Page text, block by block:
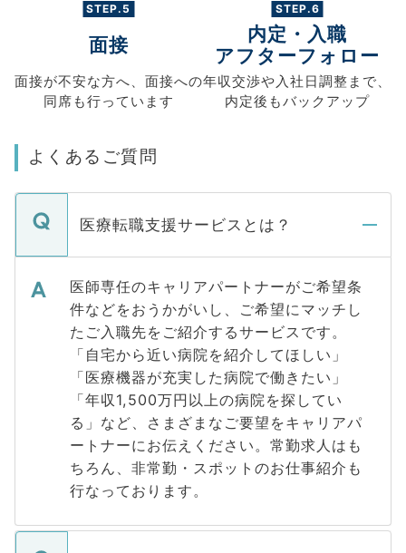
STEP.5
面接
面接が不安な方へ、 面接への
同席も行っています
STEP.6
内定・入職
アフターフォロー
年収交渉や入社日調整まで、
内定後もバックアップ
よくあるご質問
医療転職支援サービスとは？
医師専任のキャリアパートナーがご希望条
件などをおうかがいし、ご希望にマッチし
たご入職先をご紹介するサービスです。
「自宅から近い病院を紹介してほしい」
「医療機器が充実した病院で働きたい」
「年収1,500万円以上の病院を探してい
る」など、さまざまなご要望をキャリアパ
ートナーにお伝えください。常勤求人はも
ちろん、非常勤・スポットのお仕事紹介も
行なっております。